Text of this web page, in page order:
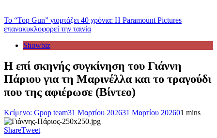
Το “Top Gun” γιορτάζει 40 χρόνια: Η Paramount Pictures
επανακυκλοφορεί την ταινία
Showbiz
Η επί σκηνής συγκίνηση του Γιάννη
Πάριου για τη Μαρινέλλα και το τραγούδι
που της αφιέρωσε (Βίντεο)
Κείμενο: Gpop team31 Μαρτίου 202631 Μαρτίου 202601 mins
ShareTweet